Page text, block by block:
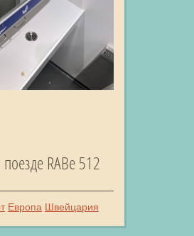
поезде RABe 512
Европа Швейцария